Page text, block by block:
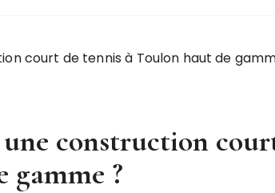
court de tennis à Toulon haut de
construction
gamme ?